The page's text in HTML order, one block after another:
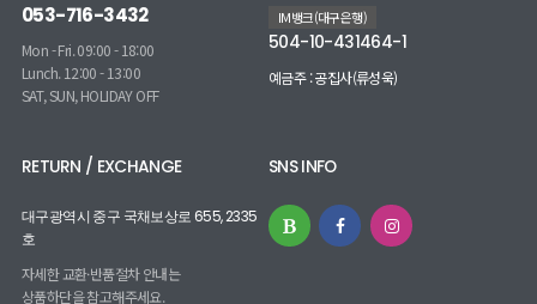
053-716-3432
Mon - Fri. 09:00 - 18:00
Lunch. 12:00 - 13:00
SAT, SUN, HOLIDAY OFF
IM뱅크(대구은행)
504-10-431464-1
예금주 : 공집사(류성욱)
RETURN / EXCHANGE
대구광역시 중구 국채보상로 655, 2335
호
자세한 교환·반품절차 안내는
상품하단을 참고해주세요.
SNS INFO